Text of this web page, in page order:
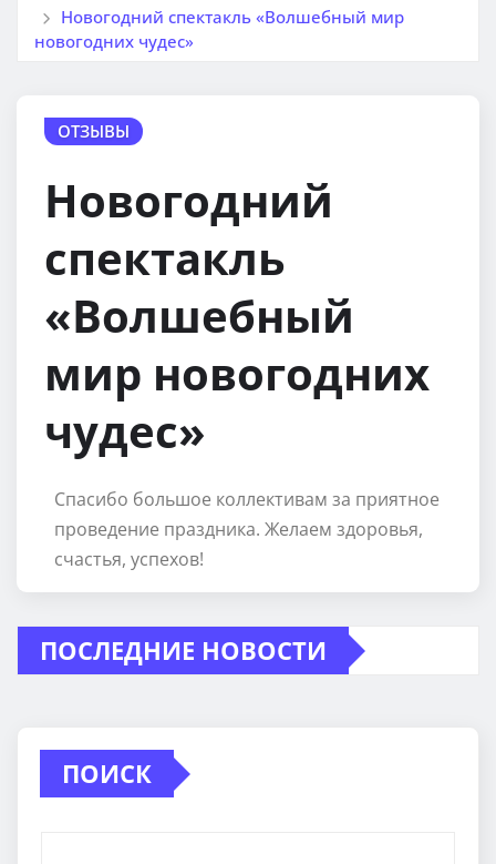
Новогодний спектакль «Волшебный мир
новогодних чудес»
ОТЗЫВЫ
Новогодний
спектакль
«Волшебный
мир новогодних
чудес»
Спасибо большое коллективам за приятное
проведение праздника. Желаем здоровья,
счастья, успехов!
ПОСЛЕДНИЕ НОВОСТИ
ПОИСК